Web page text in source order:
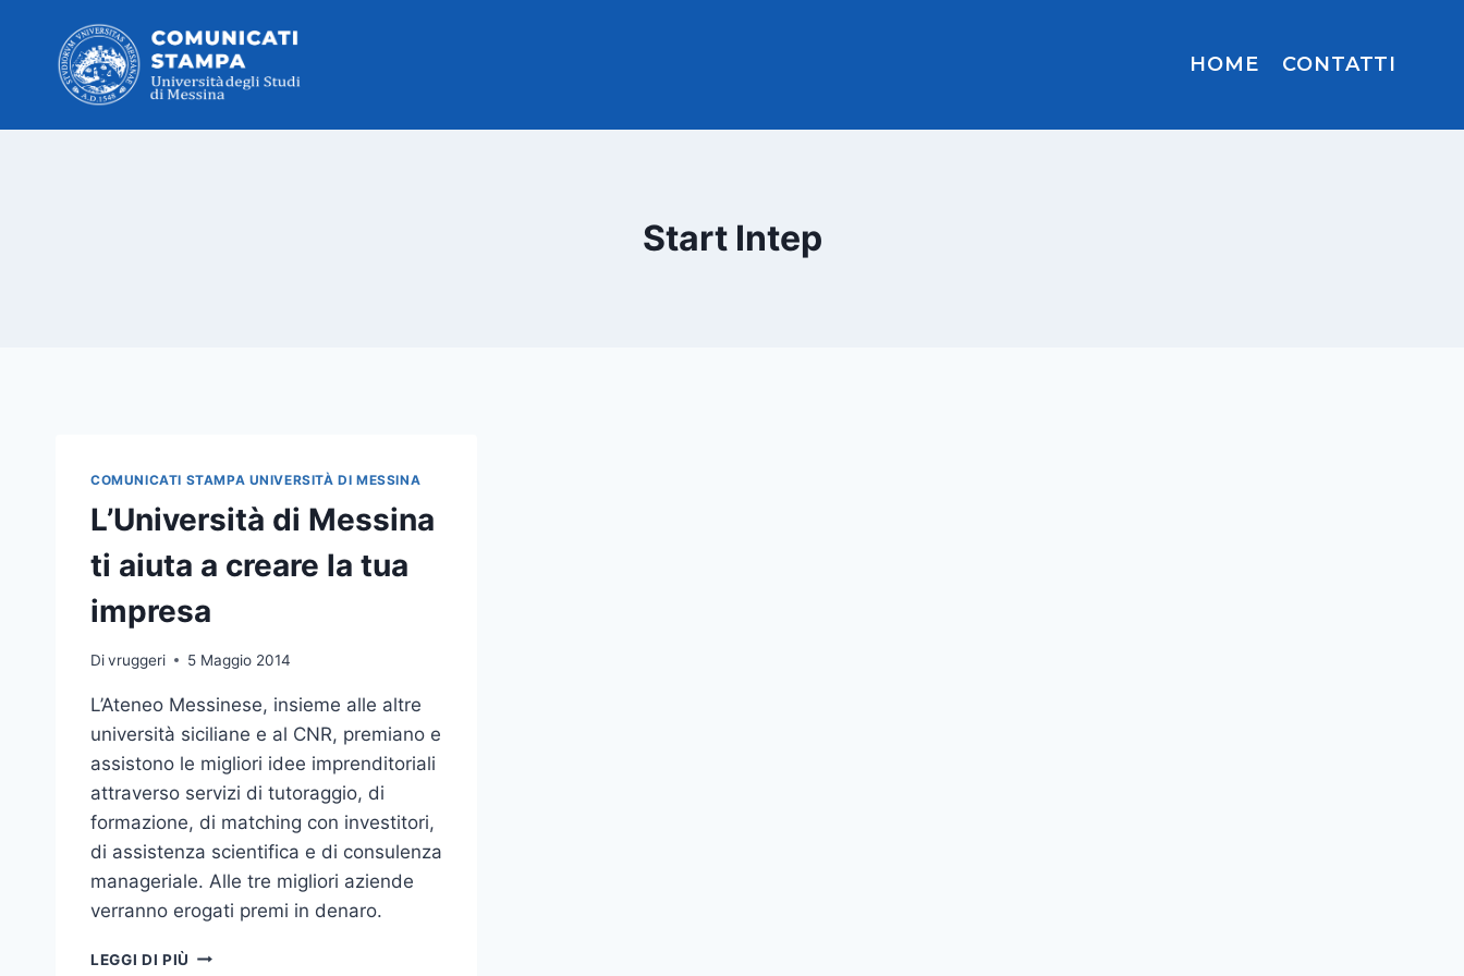
contenuto
HOME CONTATTI
Start Intep
COMUNICATI STAMPA UNIVERSITÀ DI MESSINA
L’Università di Messina
ti aiuta a creare la tua
impresa
Divruggeri 5 Maggio 2014
L’Ateneo Messinese, insieme alle altre
università siciliane e al CNR, premiano e
assistono le migliori idee imprenditoriali
attraverso servizi di tutoraggio, di
formazione, di matching con investitori,
di assistenza scientifica e di consulenza
manageriale. Alle tre migliori aziende
verranno erogati premi in denaro.
LEGGI DI PIÙ L’UNIVERSITÀ